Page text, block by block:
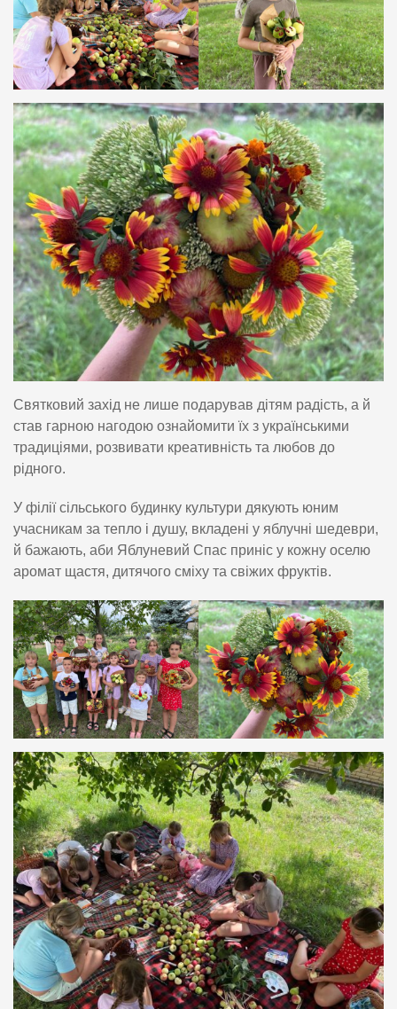
Святковий захід не лише подарував дітям радість, а й
став гарною нагодою ознайомити їх з українськими
традиціями, розвивати креативність та любов до
рідного.
У філії сільського будинку культури дякують юним
учасникам за тепло і душу, вкладені у яблучні шедеври,
й бажають, аби Яблуневий Спас приніс у кожну оселю
аромат щастя, дитячого сміху та свіжих фруктів.